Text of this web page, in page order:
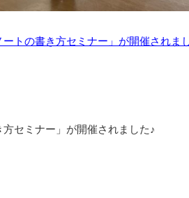
トの書き方セミナー」が開催されま
方セミナー」が開催されました♪